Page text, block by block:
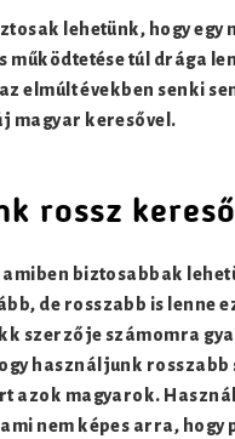
lehetünk, hogy egy
működtetése túl drága
elmúlt években senki
magyar keresővel.
rossz
biztosabbak
de rosszabb is lenne
szerzője számomra
használjunk
azok magyarok.
nem képes arra, hogy